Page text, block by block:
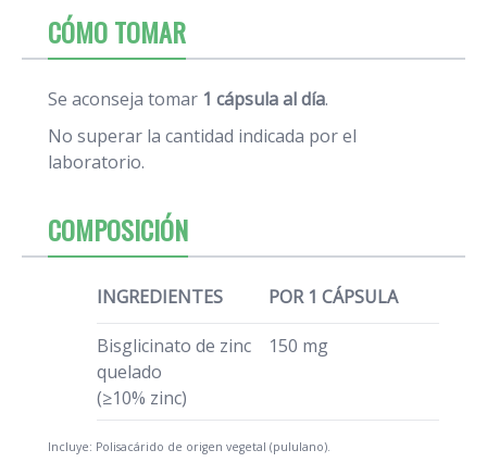
CÓMO TOMAR
Se aconseja tomar 1 cápsula al día.
No superar la cantidad indicada por el
laboratorio.
COMPOSICIÓN
INGREDIENTES POR 1 CÁPSULA
Bisglicinato de zinc
quelado
(≥10% zinc)
150 mg
Incluye: Polisacárido de origen vegetal (pululano).